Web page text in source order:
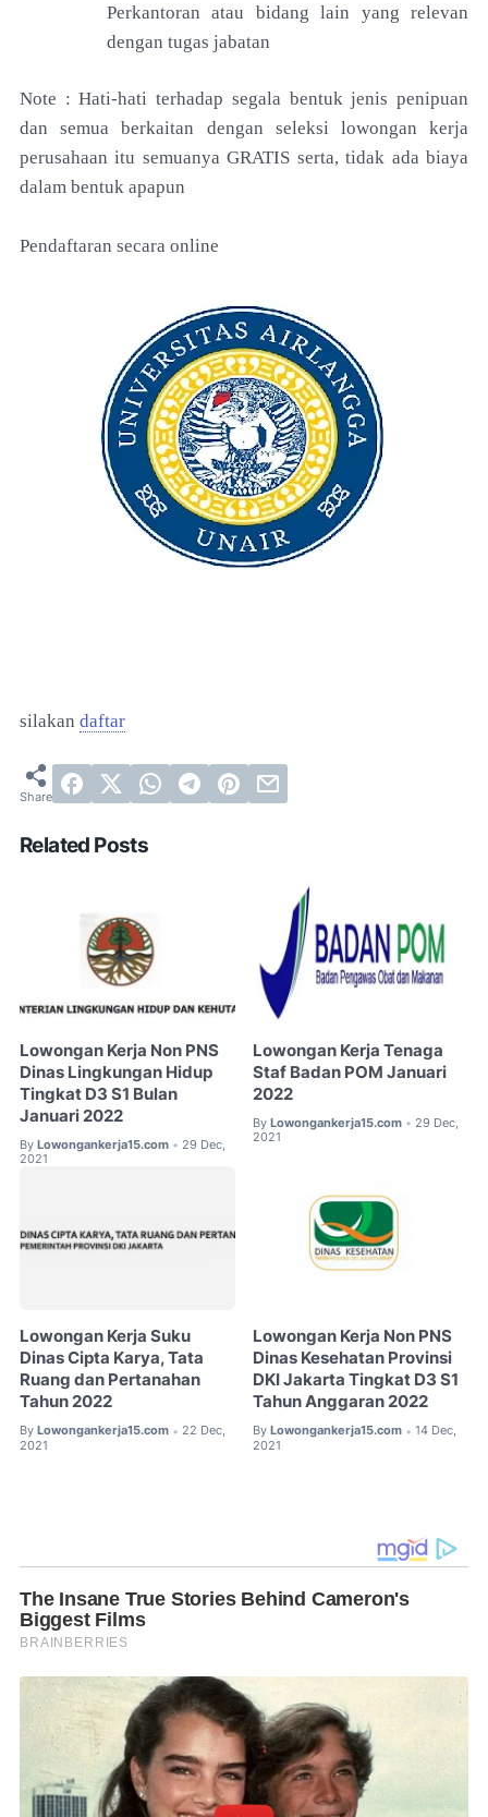
Perkantoran atau bidang lain yang relevan
dengan tugas jabatan
Note : Hati-hati terhadap segala bentuk jenis penipuan
dan semua berkaitan dengan seleksi lowongan kerja
perusahaan itu semuanya GRATIS serta, tidak ada biaya
dalam bentuk apapun
Pendaftaran secara online
silakan daftar
Related Posts
Lowongan Kerja Non PNS
Dinas Lingkungan Hidup
Tingkat D3 S1 Bulan
Januari 2022
By Lowongankerja15.com • 29 Dec,
2021
Lowongan Kerja Tenaga
Staf Badan POM Januari
2022
By Lowongankerja15.com • 29 Dec,
2021
Lowongan Kerja Suku
Dinas Cipta Karya, Tata
Ruang dan Pertanahan
Tahun 2022
By Lowongankerja15.com • 22 Dec,
2021
Lowongan Kerja Non PNS
Dinas Kesehatan Provinsi
DKI Jakarta Tingkat D3 S1
Tahun Anggaran 2022
By Lowongankerja15.com • 14 Dec,
2021